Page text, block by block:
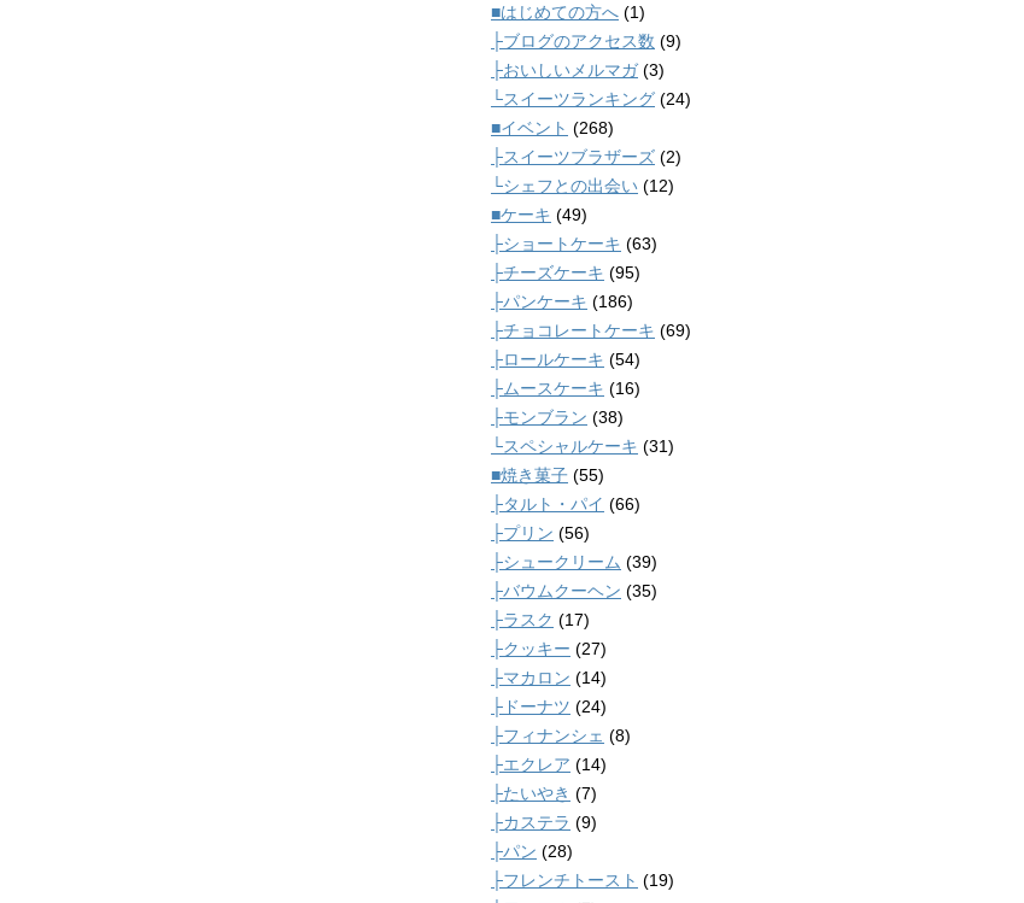
■はじめての方へ (1)
├ブログのアクセス数 (9)
├おいしいメルマガ(3)
└スイーツランキング (24)
■イベント (268)
├スイーツブラザーズ (2)
└シェフとの出会い (12)
■ケーキ (49)
├ショートケーキ (63)
├チーズケーキ (95)
├パンケーキ (186)
├チョコレートケーキ (69)
├ロールケーキ (54)
├ムースケーキ (16)
├モンブラン (38)
└スペシャルケーキ (31)
■焼き菓子 (55)
├タルト・パイ (66)
├プリン (56)
├シュークリーム (39)
├バウムクーヘン (35)
├ラスク (17)
├クッキー (27)
├マカロン (14)
├ドーナツ (24)
├フィナンシェ (8)
├エクレア (14)
├たいやき (7)
├カステラ (9)
├パン (28)
├フレンチトースト (19)